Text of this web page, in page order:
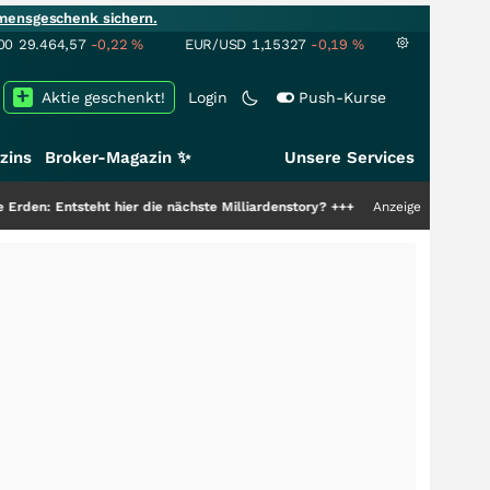
sichern.
29.464,57 -0,22% EUR/USD 1,15327 -0,19 %
Login Push-Kurse
Aktie geschenkt!
Broker-Magazin ✨ Unsere Services
hier die nächste Milliardenstory?+++ Anzeige